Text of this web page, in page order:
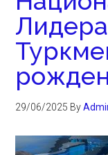
Лидера
29/06/2025 By